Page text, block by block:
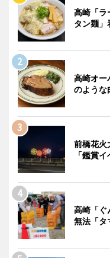
高崎「
タン麺」
高崎オ
のような
前橋花火
「鑑賞
高崎「ぐ
無法「タ